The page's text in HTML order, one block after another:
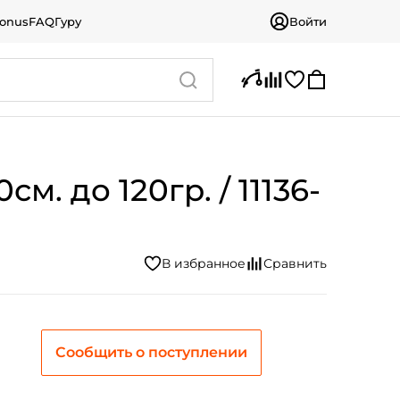
FAQГуру Войти
до 120гр. / 11136-
Сообщить о поступлении